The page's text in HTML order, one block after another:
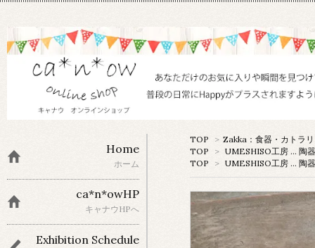
TOP > Zakka：食器・カトラ
TOP
> UMESHISO工房 … 陶器
TOP
> UMESHISO工房 … 陶器
Home
ホーム
ca*n*owHP
キャナウHPへ
Exhibition Schedule